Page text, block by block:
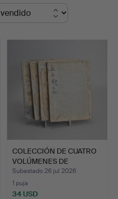
COLECCIÓN DE CUATRO
VOLÚMENES DE
MENCIUS E…
Subastado 26 jul 2026
1 puja
34 USD